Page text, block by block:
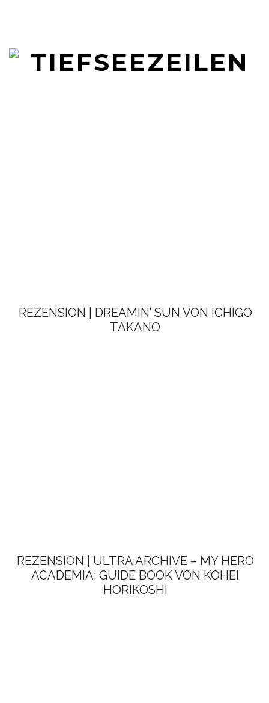
REZENSION | DREAMIN’ SUN VON ICHIGO
TAKANO
REZENSION | ULTRA ARCHIVE – MY HERO
ACADEMIA: GUIDE BOOK VON KOHEI
HORIKOSHI